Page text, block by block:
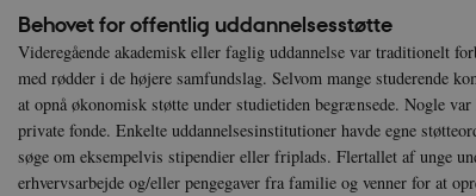
Behovet for offentlig uddannelsesstøtte
Videregående akademisk eller faglig uddannelse var traditionelt
med rødder i de højere samfundslag. Selvom mange studerende
at opnå økonomisk støtte under studietiden begrænsede. Nogle
private fonde. Enkelte uddannelsesinstitutioner havde egne
søge om eksempelvis stipendier eller friplads. Flertallet af unge
erhvervsarbejde og/eller pengegaver fra familie og venner for at